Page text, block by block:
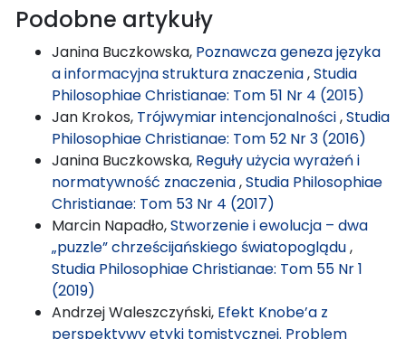
Podobne artykuły
Janina Buczkowska, Poznawcza geneza języka
a informacyjna struktura znaczenia,Studia
Philosophiae Christianae: Tom 51 Nr 4 (2015)
Jan Krokos, Trójwymiar intencjonalności,Studia
Philosophiae Christianae: Tom 52 Nr 3 (2016)
Janina Buczkowska, Reguły użycia wyrażeń i
normatywność znaczenia,Studia Philosophiae
Christianae: Tom 53 Nr 4 (2017)
Marcin Napadło,Stworzenie i ewolucja – dwa
„puzzle” chrześcijańskiego światopoglądu,
Studia Philosophiae Christianae: Tom 55 Nr 1
(2019)
Andrzej Waleszczyński, Efekt Knobe’a z
perspektywy etyki tomistycznej. Problem